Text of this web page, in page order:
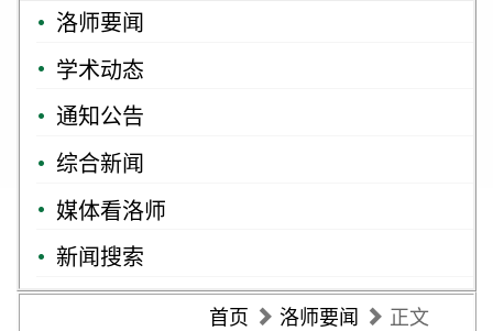
洛师要闻
学术动态
通知公告
综合新闻
媒体看洛师
新闻搜索
首页 洛师要闻 正文